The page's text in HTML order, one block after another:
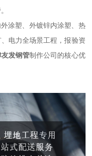
涂塑、外镀锌内涂塑、热
电力全场景工程，报验资
友发钢管制作公司的核心优